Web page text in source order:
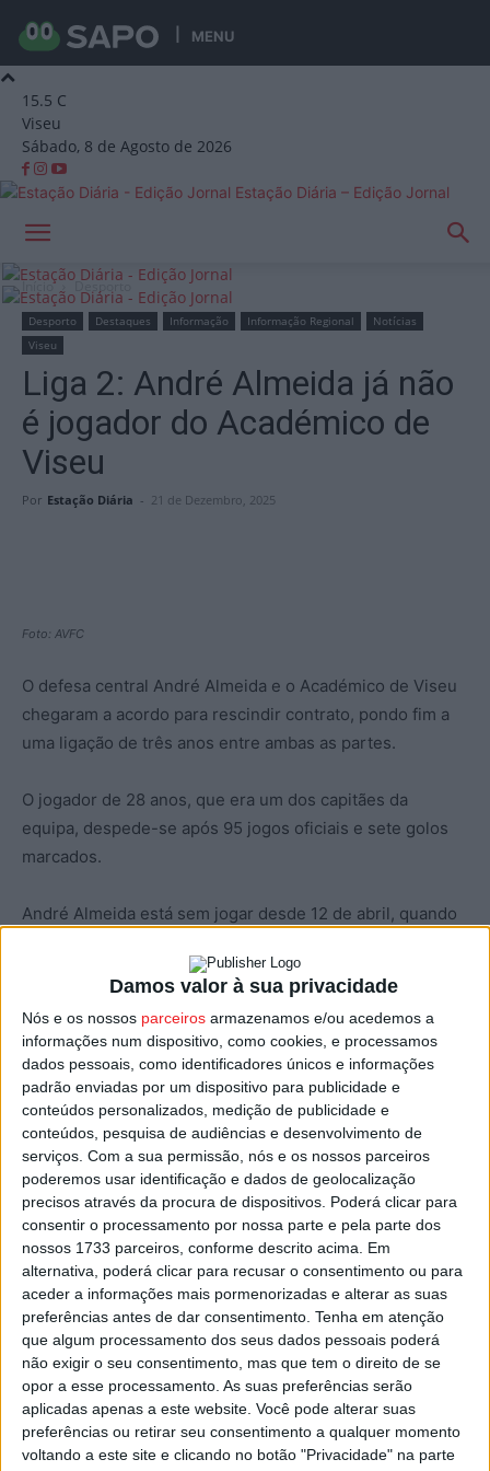
Damos valor à sua privacidade
Nós e os nossos parceiros armazenamos e/ou acedemos a
informações num dispositivo, como cookies, e processamos
dados pessoais, como identificadores únicos e informações
padrão enviadas por um dispositivo para publicidade e
conteúdos personalizados, medição de publicidade e
conteúdos, pesquisa de audiências e desenvolvimento de
serviços. Com a sua permissão, nós e os nossos parceiros
poderemos usar identificação e dados de geolocalização
precisos através da procura de dispositivos. Poderá clicar para
consentir o processamento por nossa parte e pela parte dos
nossos 1733 parceiros, conforme descrito acima. Em
alternativa, poderá clicar para recusar o consentimento ou para
aceder a informações mais pormenorizadas e alterar as suas
preferências antes de dar consentimento. Tenha em atenção
que algum processamento dos seus dados pessoais poderá
não exigir o seu consentimento, mas que tem o direito de se
opor a esse processamento. As suas preferências serão
aplicadas apenas a este website. Você pode alterar suas
preferências ou retirar seu consentimento a qualquer momento
voltando a este site e clicando no botão "Privacidade" na parte
MENU
15.5 C
Viseu
Sábado, 8 de Agosto de 2026
Estação Diária – Edição Jornal
Início Desporto
Desporto Destaques Informação Informação Regional
Notícias
Viseu
Liga 2: André Almeida já não
é jogador do Académico de
Viseu
Por Estação Diária - 21 de Dezembro, 2025
Foto: AVFC
O defesa central André Almeida e o Académico de Viseu
chegaram a acordo para rescindir contrato, pondo fim a
uma ligação de três anos entre ambas as partes.
O jogador de 28 anos, que era um dos capitães da
equipa, despede-se após 95 jogos oficiais e sete golos
marcados.
André Almeida está sem jogar desde 12 de abril, quando
Matosinhos, frente ao Leixões, encontrando-se ainda em
recuperação.
“Quero agradecer a todos os adeptos que sempre foram
incansáveis no apoio à equipa. Foi um orgulho enorme
ser vosso capitão”, disse o jogador em mensagem de
despedida.
O Académico agradeceu a dedicação e liderança do
central e desejou-lhe “os maiores sucessos” para o
futuro.
Pub
TAGS Académico de Viseu Futebol Liga 2 Viseu